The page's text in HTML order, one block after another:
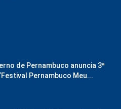
de Pernambuco anuncia 3ª
Pernambuco Meu...